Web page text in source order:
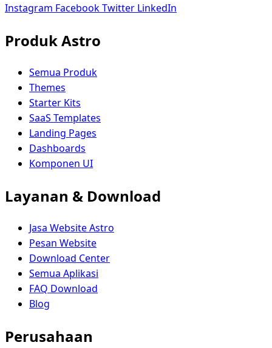
Instagram FacebookTwitter LinkedIn
Produk Astro
Semua Produk
Themes
Starter Kits
SaaS Templates
Landing Pages
Dashboards
Komponen UI
Layanan & Download
Jasa Website Astro
Pesan Website
Download Center
Semua Aplikasi
FAQ Download
Blog
Perusahaan